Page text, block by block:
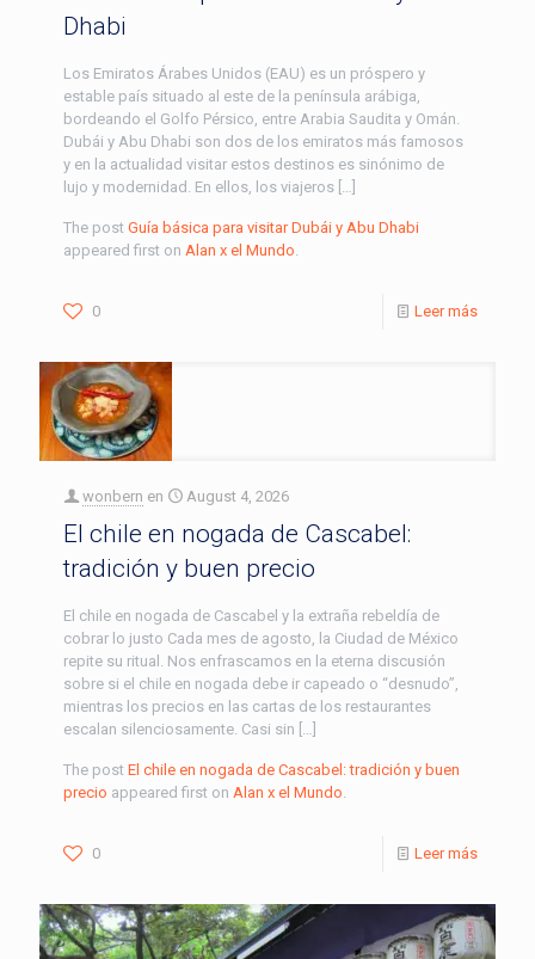
Dhabi
Los Emiratos Árabes Unidos (EAU) es un próspero y
estable país situado al este de la península arábiga,
bordeando el Golfo Pérsico, entre Arabia Saudita y Omán.
Dubái y Abu Dhabi son dos de los emiratos más famosos
y en la actualidad visitar estos destinos es sinónimo de
lujo y modernidad. En ellos, los viajeros […]
The post Guía básica para visitar Dubái y Abu Dhabi
appeared first on Alan x el Mundo.
0 Leer más
wonbern en August 4, 2026
El chile en nogada de Cascabel:
tradición y buen precio
El chile en nogada de Cascabel y la extraña rebeldía de
cobrar lo justo Cada mes de agosto, la Ciudad de México
repite su ritual. Nos enfrascamos en la eterna discusión
sobre si el chile en nogada debe ir capeado o “desnudo”,
mientras los precios en las cartas de los restaurantes
escalan silenciosamente. Casi sin […]
The post El chile en nogada de Cascabel: tradición y buen
precio appeared first on Alan x el Mundo.
0 Leer más